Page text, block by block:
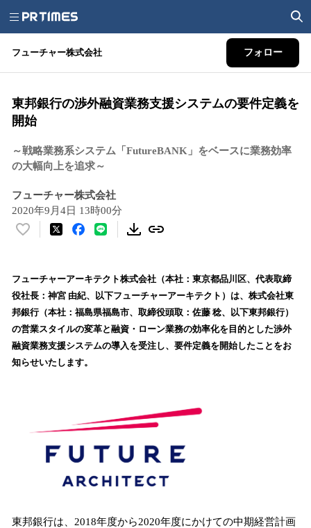
フューチャー株式会社 フォロー
東邦銀行の渉外融資業務支援システムの要件定義を
開始
～戦略業務系システム「FutureBANK」をベースに業務効率
の大幅向上を追求～
フューチャー株式会社
2020年9月4日 13時00分
い
！
数
を
読
み
込
み
フューチャーアーキテクト株式会社（本社：東京都品川区、代表取締
役社長：神宮 由紀、以下フューチャーアーキテクト）は、株式会社東
邦銀行（本社：福島県福島市、取締役頭取：佐藤 稔、以下東邦銀行）
の営業スタイルの変革と融資・ローン業務の効率化を目的とした渉外
融資業務支援システムの導入を受注し、要件定義を開始したことをお
知らせいたします。
東邦銀行は、2018年度から2020年度にかけての中期経営計画